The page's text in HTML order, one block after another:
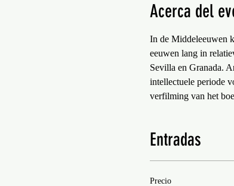
Acerca del
In de Middeleeuwen
eeuwen lang in
Sevilla en Granada.
intellectuele periode
verfilming van het
Entradas
Precio